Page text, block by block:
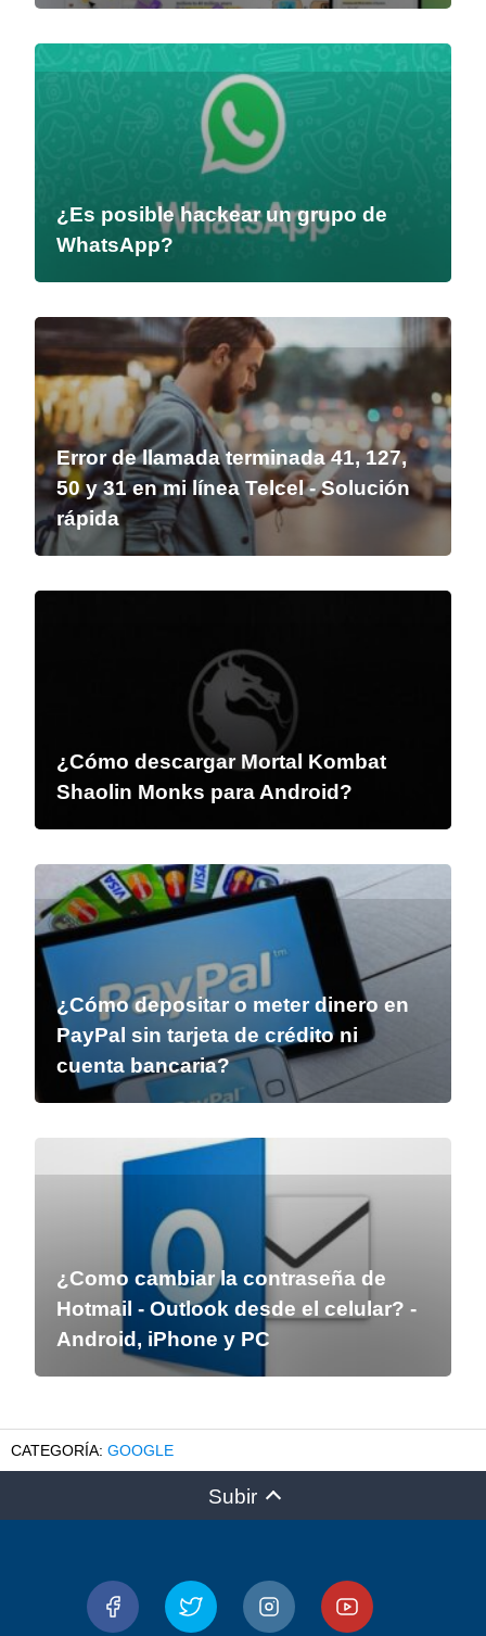
¿Es posible hackear un grupo de
WhatsApp?
Error de llamada terminada 41, 127,
50 y 31 en mi línea Telcel - Solución
rápida
¿Cómo descargar Mortal Kombat
Shaolin Monks para Android?
¿Cómo depositar o meter dinero en
PayPal sin tarjeta de crédito ni
cuenta bancaria?
¿Como cambiar la contraseña de
Hotmail - Outlook desde el celular? -
Android, iPhone y PC
GOOGLE
Subir